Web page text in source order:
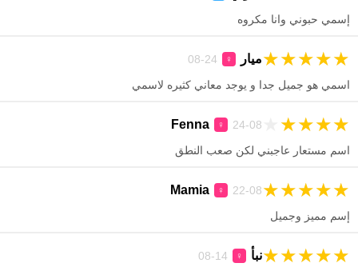
إسمي حبوني وانا مكروه
ميار ♀
24-08 ★
★
★
★
★
اسمي هو جميل جدا و يوجد معاني كثيره لاسمي
Fenna ♀ 24-08 ★
★
★
★
اسم مستعار عاجبني لكن صعب النطق
Mamia ♀ 22-08 ★
★
★
★
★
إسم مميز وجميل
نبأ ♀
14-08 ★
★
★
★
★